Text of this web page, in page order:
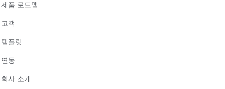
제품 로드맵
고객
템플릿
연동
회사 소개